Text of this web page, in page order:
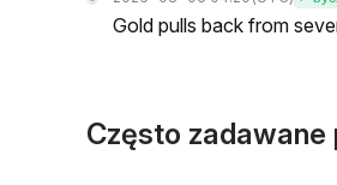
Gold pulls back from
Często